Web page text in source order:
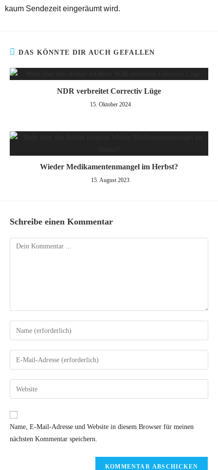
kaum Sendezeit eingeräumt wird.
DAS KÖNNTE DIR AUCH GEFALLEN
NDR verbreitet Correctiv Lüge
15. Oktober 2024
Wieder Medikamentenmangel im Herbst?
15. August 2023
Schreibe einen Kommentar
Name, E-Mail-Adresse und Website in diesem Browser für meinen
nächsten Kommentar speichern.